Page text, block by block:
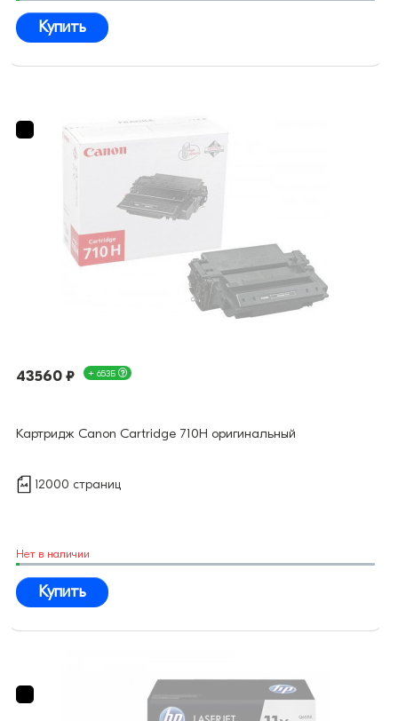
Купить
43560 ₽ + 653Б
Картридж Canon Cartridge 710H оригинальный
12000 страниц
Нет в наличии
Купить